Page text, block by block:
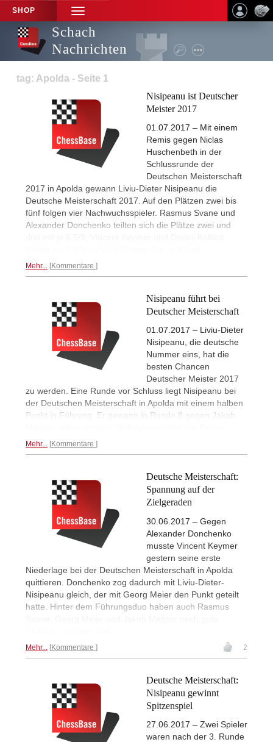
SHOP
TOGGLE
NAVIGATION
Schach
Nachrichten
tag: Apolda - Seite 1
Nisipeanu ist Deutscher
Meister 2017
01.07.2017 – Mit einem
Remis gegen Niclas
Huschenbeth in der
Schlussrunde der
Deutschen Meisterschaft
2017 in Apolda gewann Liviu-Dieter Nisipeanu die
Deutsche Meisterschaft 2017. Auf den Plätzen zwei bis
fünf folgen vier Nachwuchsspieler. Rasmus Svane und
Alexander Donchenko teilten sich die Plätze zwei und
Mehr... Kommentare
Nisipeanu führt bei
Deutscher Meisterschaft
01.07.2017 – Liviu-Dieter
Nisipeanu, die deutsche
Nummer eins, hat die
besten Chancen
Deutscher Meister 2017
zu werden. Eine Runde vor Schluss liegt Nisipeanu bei
der Deutschen Meisterschaft in Apolda mit einem halben
Punkt in Führung. Er gewann in Runde 8 gegen Jakob
Mehr... Kommentare
Deutsche Meisterschaft:
Spannung auf der
Zielgeraden
30.06.2017 – Gegen
Alexander Donchenko
musste Vincent Keymer
gestern seine erste
Niederlage bei der Deutschen Meisterschaft in Apolda
quittieren. Donchenko zog dadurch mit Liviu-Dieter-
Nisipeanu gleich, der mit Georg Meier den Punkt geteilt
hatte. Hinter dem Führungsduo haben auch Rasmus
Mehr... Kommentare 2
Deutsche Meisterschaft:
Nisipeanu gewinnt
Spitzenspiel
27.06.2017 – Zwei Spieler
waren nach der 3. Runde